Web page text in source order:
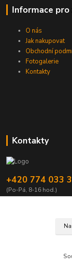
Informace pro
O nás
Jak nakupovat
Obchodní
Fotogalerie
Kontakty
Kontakty
+420 774 033
(Po-Pá, 8-16 hod.)